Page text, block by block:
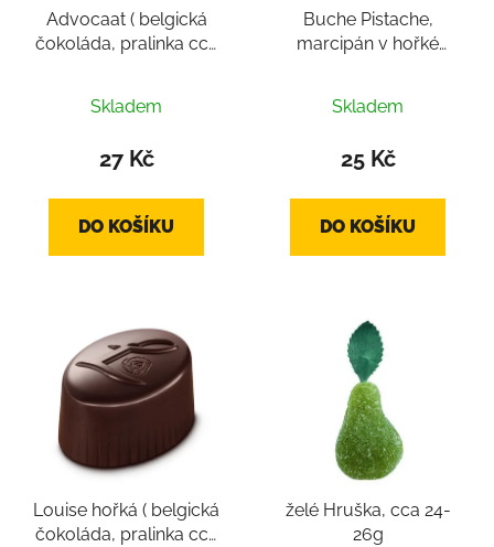
Advocaat ( belgická
čokoláda, pralinka cca
Skladem
27 Kč
DO KOŠÍKU
Buche Pistache,
marcipán v hořké
12-16g)
Skladem
25 Kč
DO KOŠÍKU
Louise hořká ( belgická
čokoláda, pralinka cca
želé Hruška, cca 24-
26g